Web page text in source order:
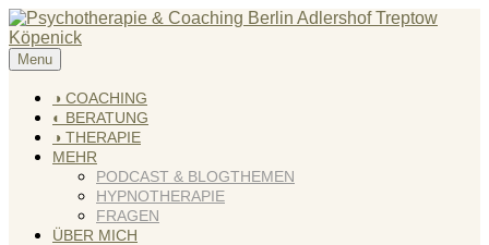
Skip
to
content
KREATIV & GELÖST
Andreas Scholz (HPP) Kreativ Coach & Heilpraktiker für
Psychotherapie
Menu
◑ COACHING
◐ BERATUNG
◑ THERAPIE
MEHR
PODCAST & BLOGTHEMEN
HYPNOTHERAPIE
FRAGEN
ÜBER MICH